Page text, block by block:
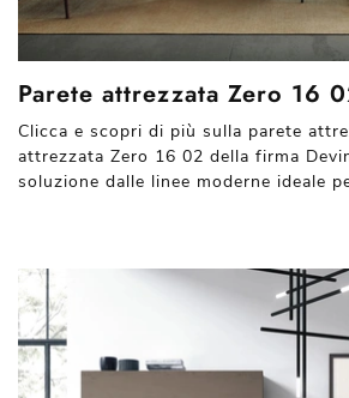
Parete attrezzata Zero 16
Clicca e scopri di più sulla parete
attrezzata Zero 16 02 della firma
soluzione dalle linee moderne ideale